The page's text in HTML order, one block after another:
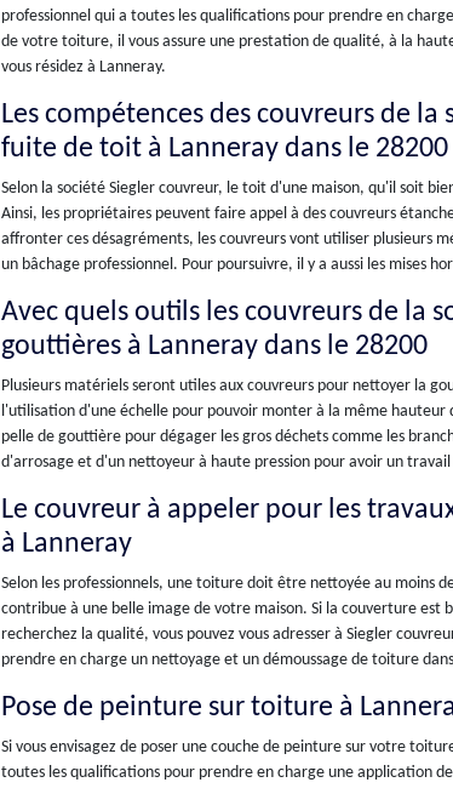
professionnel qui a toutes les qualifications pour prendre en
de votre toiture, il vous assure une prestation de qualité, à la
vous résidez à Lanneray.
Les compétences des couvreurs de
fuite de toit à Lanneray dans le 28200
Selon la société Siegler couvreur, le toit d'une maison, qu'il soit
Ainsi, les propriétaires peuvent faire appel à des couvreurs
affronter ces désagréments, les couvreurs vont utiliser plusieurs
un bâchage professionnel. Pour poursuivre, il y a aussi les mises
Avec quels outils les couvreurs de la
gouttières à Lanneray dans le 28200
Plusieurs matériels seront utiles aux couvreurs pour nettoyer la
l'utilisation d'une échelle pour pouvoir monter à la même hauteur
pelle de gouttière pour dégager les gros déchets comme les
d'arrosage et d'un nettoyeur à haute pression pour avoir un
Le couvreur à appeler pour les
à Lanneray
Selon les professionnels, une toiture doit être nettoyée au moins
contribue à une belle image de votre maison. Si la couverture est
recherchez la qualité, vous pouvez vous adresser à Siegler
prendre en charge un nettoyage et un démoussage de toiture
Pose de peinture sur toiture à
Si vous envisagez de poser une couche de peinture sur votre
toutes les qualifications pour prendre en charge une application